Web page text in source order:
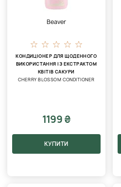
Beaver
КОНДИЦІОНЕР ДЛЯ ЩОДЕННОГО
ВИКОРИСТАННЯ ІЗ ЕКСТРАКТОМ
КВІТІВ САКУРИ
CHERRY BLOSSOM CONDITIONER
1199 ₴
КУПИТИ